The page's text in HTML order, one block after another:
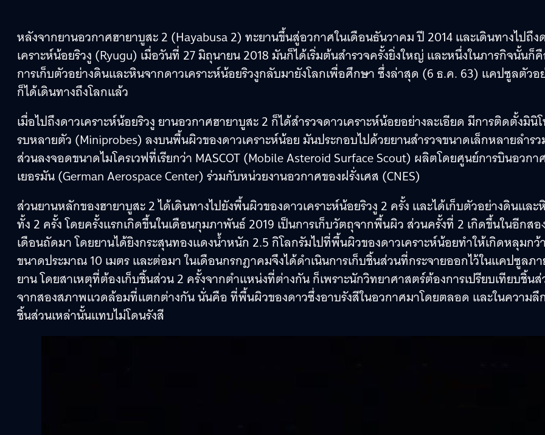
หลังจากยานอวกาศฮายาบูสะ 2 (Hayabusa 2) ทะยานขึ้นสู่อวกาศในเดือนธันวาคม ปี 2014 และเดินทางไปถึง
เคราะห์น้อยริวงู (Ryugu) เมื่อวันที่ 27 มิถุนายน 2018 มันก็ได้เริ่มต้นสำรวจครั้งยิ่งใหญ่ และหนึ่งในภารกิจนั้นก็
การเก็บตัวอย่างดินและหินจากดาวเคราะห์น้อยริวงูกลับมายังโลกเพื่อศึกษา ซึ่งล่าสุด (6 ธ.ค. 63) แคปซูลตัวอ
ก็ได้เดินทางถึงโลกแล้ว
เมื่อไปถึงดาวเคราะห์น้อยริวงู ยานอวกาศฮายาบูสะ 2 ก็ได้สำรวจดาวเคราะห์น้อยอย่างละเอียด มีการติดตั้งมินิ
รบหลายตัว (Miniprobes) ลงบนพื้นผิวของดาวเคราะห์น้อย มันประกอบไปด้วยยานสำรวจขนาดเล็กหลายลำร
ส่วนลงจอดขนาดไมโครเวฟที่เรียกว่า MASCOT (Mobile Asteroid Surface Scout) ผลิตโดยศูนย์การบินอวกาศ
เยอรมัน (German Aerospace Center) ร่วมกับหน่วยงานอวกาศของฝรั่งเศส (CNES)
ส่วนยานหลักของฮายาบูสะ 2 ได้เดินทางไปยังพื้นผิวของดาวเคราะห์น้อยริวงู 2 ครั้ง และได้เก็บตัวอย่างดินและ
ทั้ง 2 ครั้ง โดยครั้งแรกเกิดขึ้นในเดือนกุมภาพันธ์ 2019 เป็นการเก็บวัตถุจากพื้นผิว ส่วนครั้งที่ 2 เกิดขึ้นในอีกสอ
เดือนถัดมา โดยยานได้ยิงกระสุนทองแดงน้ำหนัก 2.5 กิโลกรัมไปที่พื้นผิวของดาวเคราะห์น้อยทำให้เกิดหลุมกว้
ขนาดประมาณ 10 เมตร และต่อมา ในเดือนกรกฎาคมจึงได้ดำเนินการเก็บชิ้นส่วนที่กระจายออกไว้ในแคปซูลภ
ยาน โดยสาเหตุที่ต้องเก็บชิ้นส่วน 2 ครั้งจากตำแหน่งที่ต่างกัน ก็เพราะนักวิทยาศาสตร์ต้องการเปรียบเทียบชิ้น
จากสองสภาพแวดล้อมที่แตกต่างกัน นั่นคือ ที่พื้นผิวของดาวซึ่งอาบรังสีในอวกาศมาโดยตลอด และในความลึ
ชิ้นส่วนเหล่านั้นแทบไม่โดนรังสี